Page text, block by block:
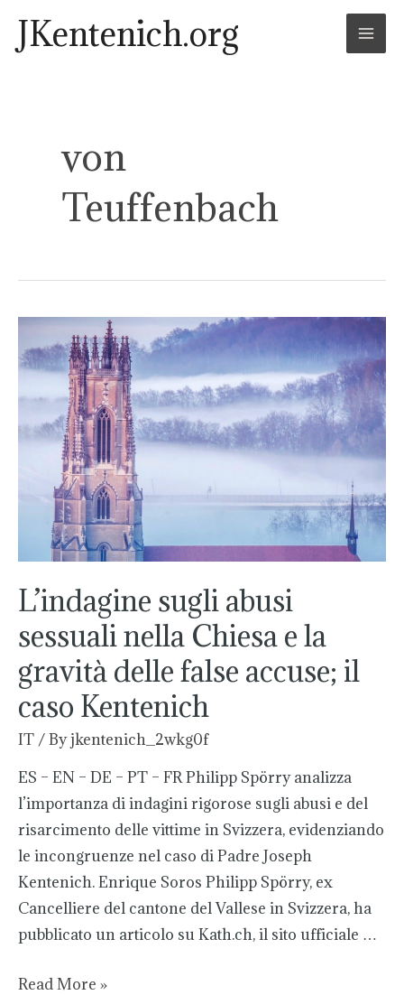
JKentenich.org
von
Teuffenbach
L’indagine sugli abusi
sessuali nella Chiesa e la
gravità delle false accuse; il
caso Kentenich
IT / Byjkentenich_2wkg0f
ES – EN – DE – PT – FR Philipp Spörry analizza
l’importanza di indagini rigorose sugli abusi e del
risarcimento delle vittime in Svizzera, evidenziando
le incongruenze nel caso di Padre Joseph
Kentenich. Enrique Soros Philipp Spörry, ex
Cancelliere del cantone del Vallese in Svizzera, ha
pubblicato un articolo su Kath.ch, il sito ufficiale …
L’indagine
sugli
sessuali
nella
Chiesa
gravità
delle
false
accuse;
il
caso
Kentenich
Read More »